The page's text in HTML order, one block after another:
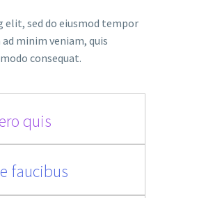
elit, sed do eiusmod tempor
minim veniam, quis
consequat.
quis
faucibus